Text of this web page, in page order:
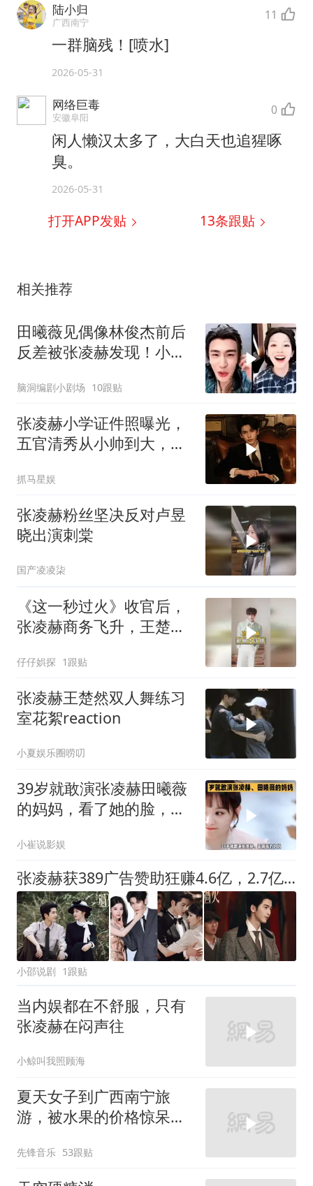
陆小归
广西南宁 11
一群脑残！[喷水]
2026-05-31
网络巨毒
安徽阜阳 0
闲人懒汉太多了，大白天也追猩啄
臭。
2026-05-31
打开APP发贴 13条跟贴
相关推荐
田曦薇见偶像林俊杰前后
反差被张凌赫发现！小迷
脑洞编剧小剧场 10跟贴
张凌赫小学证件照曝光，
五官清秀从小帅到大，素
抓马星娱
张凌赫粉丝坚决反对卢昱
晓出演刺棠
国产凌凌柒
《这一秒过火》收官后，
张凌赫商务飞升，王楚然
仔仔娯探 1跟贴
张凌赫王楚然双人舞练习
室花絮reaction
小夏娱乐圈唠叨
39岁就敢演张凌赫田曦薇
的妈妈，看了她的脸，我
小崔说影娱
张凌赫获389广告赞助狂赚4.6亿，2.7亿成本全回收归功于《逐玉》
小邵说剧 1跟贴
当内娱都在不舒服，只有
张凌赫在闷声往
小鲸叫我照顾海
夏天女子到广西南宁旅
游，被水果的价格惊呆
自由了
先锋音乐 53跟贴